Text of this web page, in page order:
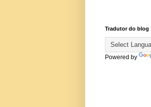
Tradutor do blog
Powered by